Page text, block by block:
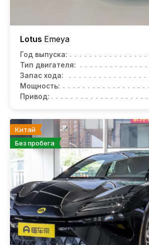
Lotus Emeya
Год выпуска:
Тип двигателя:
Запас хода:
Мощность:
Привод:
Китай
Без пробега